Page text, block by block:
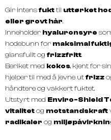
Gir intensfukttil uttørket
eller grovt hår.
Inneholder hyaluronsyre
hodebunn for maksimal
glansfullt og frizzfritt.
Beriket med kokos, kjent for
hjelper til med å jevne utfrizz
håndtere og vakkert fuktet.
Utstyrt med Enviro-Shield
vitalitetog motstandskraft
radikaler og